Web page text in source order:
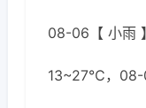
08-06【 小雨
13~27℃，08-